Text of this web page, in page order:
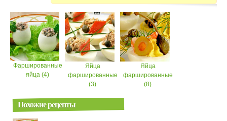
Фаршированные
яйца (4)
Яйца
фаршированные
(3)
Яйца
фаршированные
(8)
Похожие рецепты